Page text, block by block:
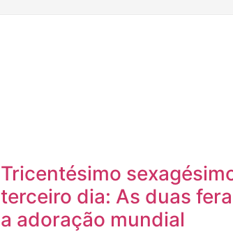
Tricentésimo
terceiro dia: As duas
a adoração mundial